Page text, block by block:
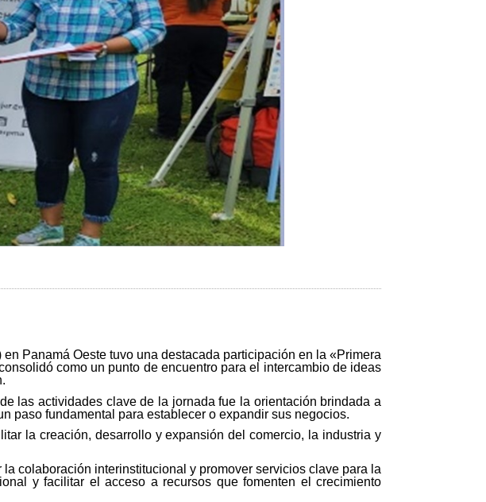
Panamá Oeste tuvo una destacada participación en la «Primera
como un punto de encuentro para el intercambio de ideas
las actividades clave de la jornada fue la orientación brindada a
paso fundamental para establecer o expandir sus negocios.
la creación, desarrollo y expansión del comercio, la industria y
colaboración interinstitucional y promover servicios clave para la
y facilitar el acceso a recursos que fomenten el crecimiento